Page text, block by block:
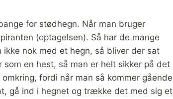
for stødhegn. Når man bruger
(optagelsen). Så har de mange
nok med et hegn, så bliver der sat
en hest, så man er helt sikker på det
fordi når man så kommer gående
gå ind i hegnet og trække det med sig et